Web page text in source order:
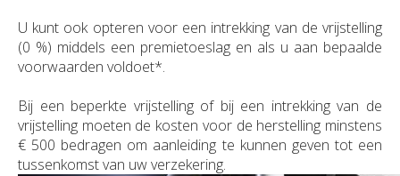
Uw financiën
Polis Check
Bedrijfsleider
Uw werven
Uw financiën
Polis Check
Uw schadeaangifte
U kunt ook opteren voor een intrekking van de vrijstelling
(0 %) middels een premietoeslag en als u aan bepaalde
voorwaarden voldoet*.
Bij een beperkte vrijstelling of bij een intrekking van de
vrijstelling moeten de kosten voor de herstelling minstens
€ 500 bedragen om aanleiding te kunnen geven tot een
tussenkomst van uw verzekering.